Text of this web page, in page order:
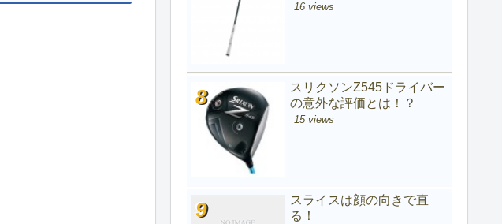
16 views
スリクソンZ545ドライバー
の意外な評価とは！？
15 views
スライスは顔の向きで直
る！